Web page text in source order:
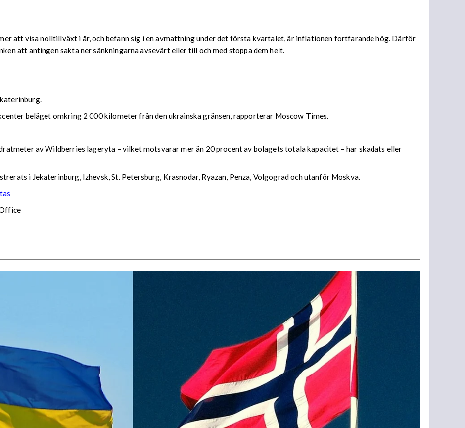
att visa nolltillväxt i år, och befann sig i en avmattning under det första kvartalet, är inflationen fortfarande hög. Därför
att antingen sakta ner sänkningarna avsevärt eller till och med stoppa dem helt.
beläget omkring 2 000 kilometer från den ukrainska gränsen, rapporterar Moscow Times.
av Wildberries lageryta – vilket motsvarar mer än 20 procent av bolagets totala kapacitet – har skadats eller
i Jekaterinburg, Izhevsk, St. Petersburg, Krasnodar, Ryazan, Penza, Volgograd och utanför Moskva.